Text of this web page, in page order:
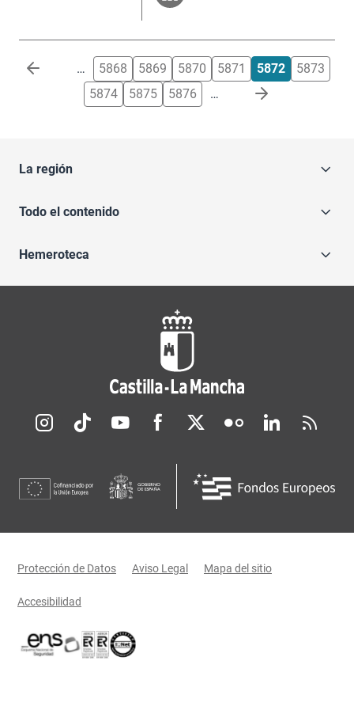
Paginación … 5868 5869 5870 5871 5872
5873
5874
5875 5876 …
La región
Todo el contenido
Hemeroteca
Redes sociales JCCM
Menú legal
Protección de Datos Aviso Legal Mapa del sitio
Accesibilidad